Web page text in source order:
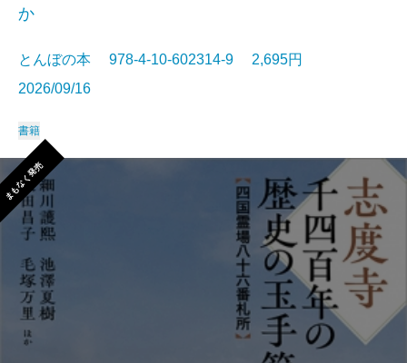
か
とんぼの本 978-4-10-602314-9 2,695円
2026/09/16
書籍
まもなく発売